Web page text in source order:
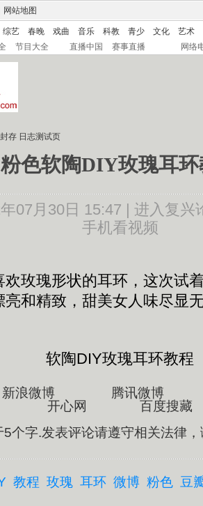
网站地图
综艺 春晚 戏曲 音乐 科教 青少 文化
艺术
节目大全 直播中国 赛事直播 网络
封存 日志测试页
粉色软陶DIY玫瑰耳
07月30日 15:47 | 进入复兴
手机看视频
瑰形状的耳环，这次试
亮和精致，甜美女人味尽显
软陶DIY玫瑰耳环教程
浪微博 腾讯微
心网 百度搜藏
个字.发表评论请遵守相关法律
教程 玫瑰 耳环 微博 粉色 豆